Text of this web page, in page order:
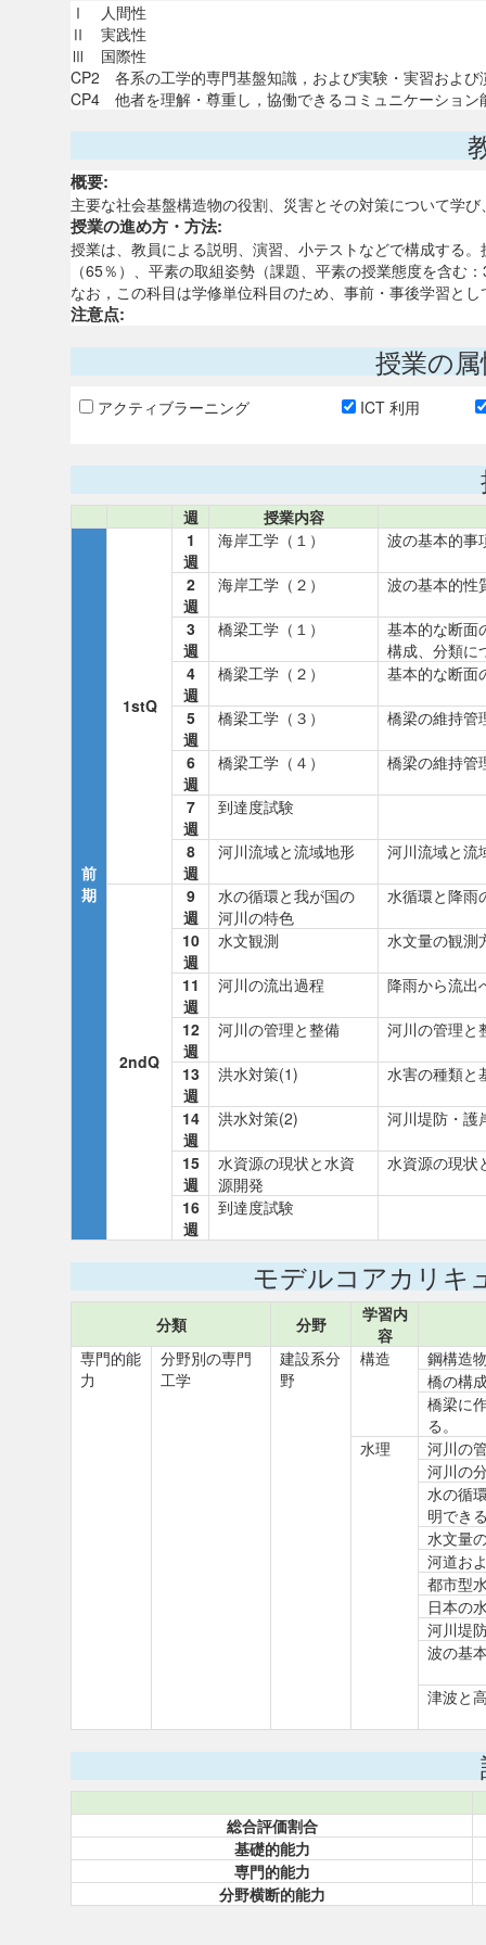
Ⅰ 人間性
Ⅱ 実践性
Ⅲ 国際性
CP2 各系の工学的専門基盤知識，および実験・実習およ
CP4 他者を理解・尊重し，協働できるコミュニケーション
概要:
主要な社会基盤構造物の役割、災害とその対策について学
授業の進め方・方法:
授業は、教員による説明、演習、小テストなどで構成する
（65％）、平素の取組姿勢（課題、平素の授業態度を含む
なお，この科目は学修単位科目のため、事前・事後学習と
注意点:
授業の
アクティブラーニング ICT 利用
週 授業内容
前
期
1stQ
1
週
海岸工学（１） 波の基本的事
2
週
海岸工学（２） 波の基本的性
3
週
橋梁工学（１）
基本的な断面
構成、分類に
4
週
橋梁工学（２） 基本的な断面
5
週
橋梁工学（３） 橋梁の維持管
6
週
橋梁工学（４） 橋梁の維持管
7
週
到達度試験
8
週
河川流域と流域地形 河川流域と流
2ndQ
9
週
水の循環と我が国の
河川の特色
水循環と降雨
10
週
水文観測 水文量の観測
11
週
河川の流出過程 降雨から流出
12
週
河川の管理と整備 河川の管理と
13
週
洪水対策(1) 水害の種類と
14
週
洪水対策(2) 河川堤防・護
15
週
水資源の現状と水資
源開発
水資源の現状
16
週
到達度試験
モデルコアカリキ
分類 分野
学習内
容
専門的能
力
分野別の専門
工学
建設系分
野
構造
鋼構造
橋の構
橋梁に
る。
水理
河川の
河川の
水の循
明でき
水文量
河道お
都市型
日本の
河川堤
波の基
津波と
総合評価割合
基礎的能力
専門的能力
分野横断的能力